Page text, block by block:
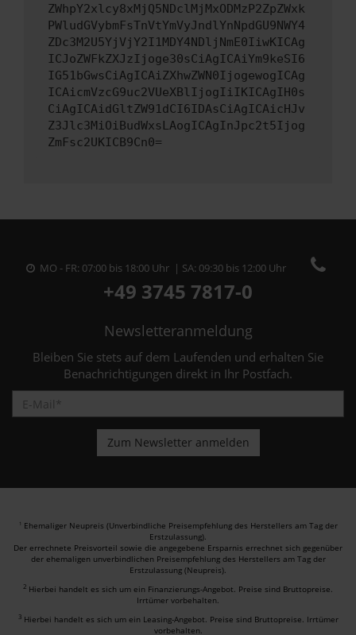
ZWhpY2xlcy8xMjQ5NDclMjMxODMzP2ZpZWxk
PWludGVybmFsTnVtYmVyJndlYnNpdGU9NWY4
ZDc3M2U5YjVjY2I1MDY4NDljNmE0IiwKICAg
ICJoZWFkZXJzIjoge30sCiAgICAiYm9keSI6
IG51bGwsCiAgICAiZXhwZWN0IjogewogICAg
ICAicmVzcG9uc2VUeXBlIjogIiIKICAgIH0s
CiAgICAidGltZW91dCI6IDAsCiAgICAicHJv
Z3Jlc3MiOiBudWxsLAogICAgInJpc2t5Ijog
ZmFsc2UKICB9Cn0=
MO - FR: 07:00 bis 18:00 Uhr | SA: 09:30 bis 12:00 Uhr
+49 3745 7817-0
Newsletteranmeldung
Bleiben Sie stets auf dem Laufenden und erhalten Sie
Benachrichtigungen direkt in Ihr Postfach.
1 Ehemaliger Neupreis (Unverbindliche Preisempfehlung des Herstellers am Tag der
Erstzulassung).
Der errechnete Preisvorteil sowie die angegebene Ersparnis errechnet sich gegenüber
der ehemaligen unverbindlichen Preisempfehlung des Herstellers am Tag der
Erstzulassung (Neupreis).
2 Hierbei handelt es sich um ein Finanzierungs-Angebot. Preise sind Bruttopreise.
Irrtümer vorbehalten.
3 Hierbei handelt es sich um ein Leasing-Angebot. Preise sind Bruttopreise. Irrtümer
vorbehalten.